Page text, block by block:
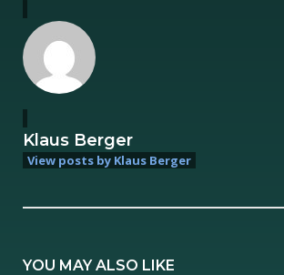
Klaus Berger
View posts by Klaus Berger
YOU MAY ALSO LIKE